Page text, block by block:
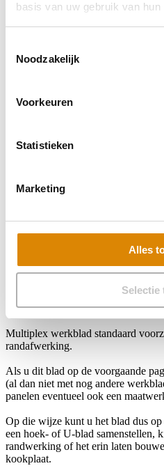
basis van uw gebruik van
Noodzakelijk
Voorkeuren
Statistieken
Marketing
Alles
Selectie
6520 RE
Multiplex werkblad standaard
randafwerking.
Als u dit blad op de voorgaande
(al dan niet met nog andere
panelen eventueel ook een
Op die wijze kunt u het blad dus op
een hoek- of U-blad samenstellen,
randwerking of het erin laten
kookplaat.